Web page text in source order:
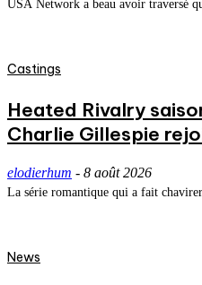
USA Network a beau avoir traversé
Castings
Heated Rivalry
Charlie Gillespie
elodierhum - 8 août 2026
La série romantique qui a fait
News